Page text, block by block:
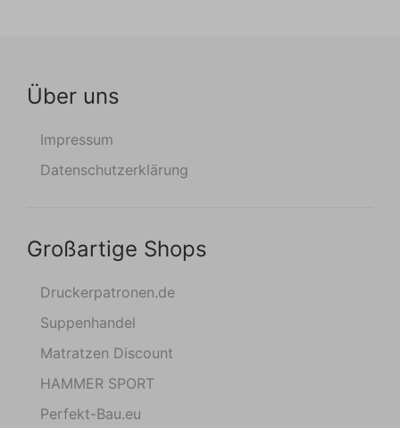
Über uns
Impressum
Datenschutzerklärung
Großartige Shops
Druckerpatronen.de
Suppenhandel
Matratzen Discount
HAMMER SPORT
Perfekt-Bau.eu